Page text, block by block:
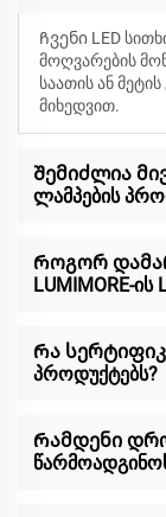
Ჩვენი LED
მოღვარების
საათის ან
მიხედვით.
Შემიძლია
ლამპების
Როგორ
LUMIMORE-ის
Რა
პროდუქტებს?
Რამდენი დრო